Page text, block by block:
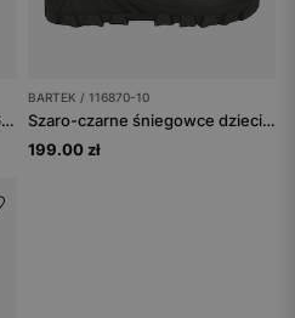
Trzewiki ocieplane BARTEK 11656003, granatowy
BARTEK / 116870-10
Szaro-czarne śniegowce dziecięce BARTEK 116870-10
199.00 zł